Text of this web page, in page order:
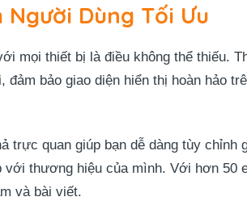
Dùng Tối Ưu
mọi thiết bị là điều không thể thiếu.
đảm bảo giao diện hiển thị hoàn hảo
trực quan giúp bạn dễ dàng tùy chỉnh
thương hiệu của mình. Với hơn 50
và bài viết.